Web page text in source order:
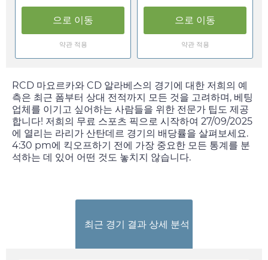
으로 이동
약관 적용
으로 이동
약관 적용
RCD 마요르카와 CD 알라베스의 경기에 대한 저희의 예
측은 최근 폼부터 상대 전적까지 모든 것을 고려하며, 베팅
업체를 이기고 싶어하는 사람들을 위한 전문가 팁도 제공
합니다! 저희의 무료 스포츠 픽으로 시작하여 27/09/2025
에 열리는 라리가 산탄데르 경기의 배당률을 살펴보세요.
4:30 pm에 킥오프하기 전에 가장 중요한 모든 통계를 분
석하는 데 있어 어떤 것도 놓치지 않습니다.
최근 경기 결과 상세 분석